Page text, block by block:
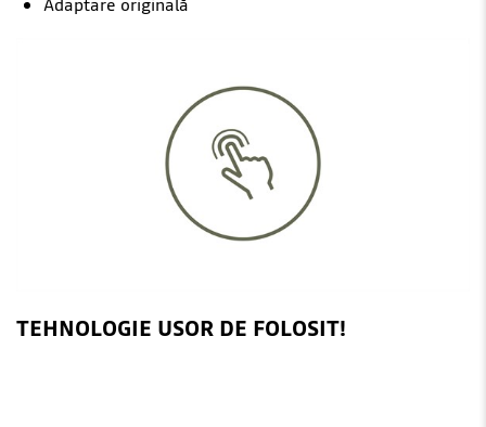
TEHNOLOGIE USOR DE FOLOSIT!